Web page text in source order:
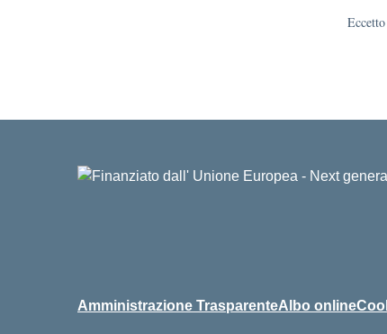
Amministrazione TrasparenteAlbo online